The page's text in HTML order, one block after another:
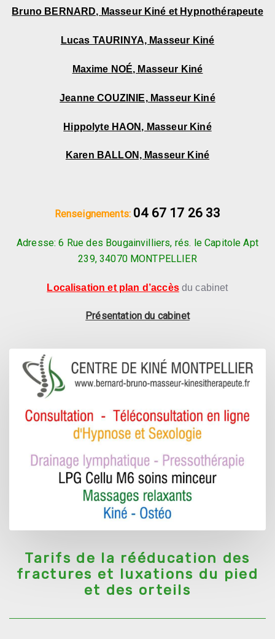
Bruno BERNARD, Masseur Kiné et Hypnothérapeute
Lucas TAURINYA, Masseur Kiné
Maxime NOÉ, Masseur Kiné
Jeanne COUZINIE, Masseur Kiné
Hippolyte HAON, Masseur Kiné
Karen BALLON, Masseur Kiné
Renseignements: 04 67 17 26 33
Adresse: 6 Rue des Bougainvilliers, rés. le Capitole Apt
239, 34070 MONTPELLIER
Localisation et plan d’accès du cabinet
Présentation du cabinet
Tarifs de la rééducation des
fractures et luxations du pied
et des orteils